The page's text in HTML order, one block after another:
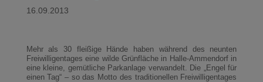
16.09.2013
Mehr als 30 fleißige Hände haben während des neunten
Freiwilligentages eine wilde Grünfläche in Halle-Ammendorf in
eine kleine, gemütliche Parkanlage verwandelt. Die „Engel für
einen Tag“ – so das Motto des traditionellen Freiwilligentages